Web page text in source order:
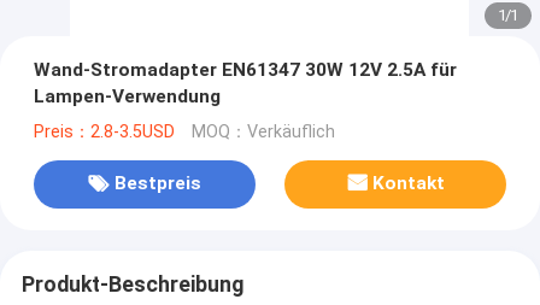
1/1
Wand-Stromadapter EN61347 30W 12V 2.5A für
Lampen-Verwendung
Preis：2.8-3.5USD MOQ：Verkäuflich
Bestpreis Kontakt
Produkt-Beschreibung